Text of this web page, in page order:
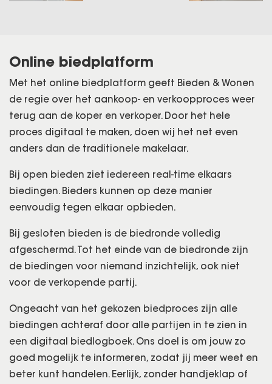
Online biedplatform
Met het online biedplatform geeft Bieden & Wonen
de regie over het aankoop- en verkoopproces weer
terug aan de koper en verkoper. Door het hele
proces digitaal te maken, doen wij het net even
anders dan de traditionele makelaar.
Bij open bieden ziet iedereen real-time elkaars
biedingen. Bieders kunnen op deze manier
eenvoudig tegen elkaar opbieden.
Bij gesloten bieden is de biedronde volledig
afgeschermd. Tot het einde van de biedronde zijn
de biedingen voor niemand inzichtelijk, ook niet
voor de verkopende partij.
Ongeacht van het gekozen biedproces zijn alle
biedingen achteraf door alle partijen in te zien in
een digitaal biedlogboek. Ons doel is om jouw zo
goed mogelijk te informeren, zodat jij meer weet en
beter kunt handelen. Eerlijk, zonder handjeklap of